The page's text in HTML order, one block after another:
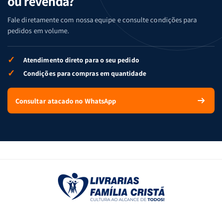
Fale diretamente com nossa equipe e consulte condições para
pedidos em volume.
✓ Atendimento direto para o seu pedido
✓ Condições para compras em quantidade
Consultar atacado no WhatsApp